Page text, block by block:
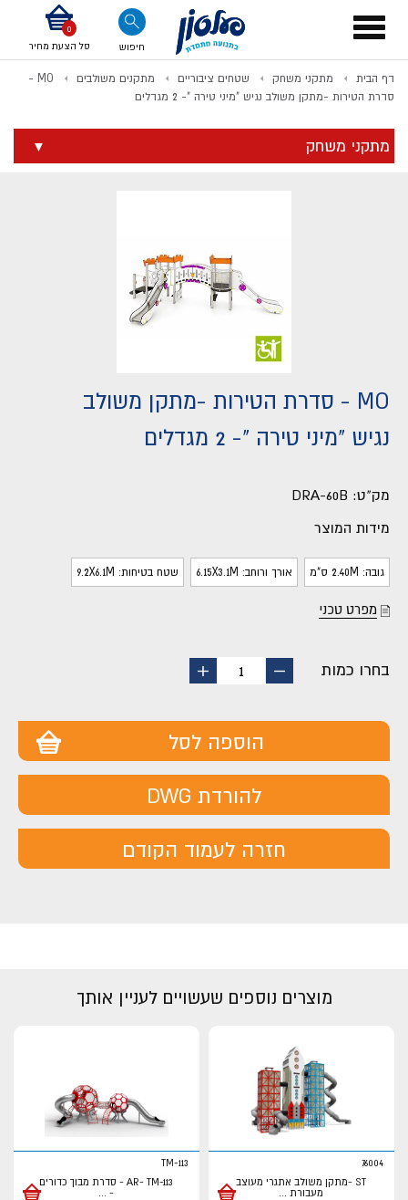
Toggle
navigation
חיפוש סל הצעת מחיר
דף הבית מתקני משחק שטחים ציבוריים מתקנים משולבים
MO -
סדרת הטירות -מתקן משולב נגיש "מיני טירה "- 2 מגדלים
מתקני משחק
MO - סדרת הטירות -מתקן משולב
נגיש "מיני טירה "- 2 מגדלים
מק"ט: DRA-60B
מידות המוצר
גובה: 2.40M ס"מ אורך ורוחב: 6.15X3.1M שטח בטיחות: 9.2X6.1M
מפרט טכני
בחרו כמות
החסר
1
הוסף
הוספה לסל
להורדת DWG
חזרה לעמוד הקודם
מוצרים נוספים שעשויים לעניין אותך
76004
ST -מתקן משולב אתגרי מעוצב
מעבורת ...
TM-113
AR- TM-113 - סדרת מבוך כדורים
-
...